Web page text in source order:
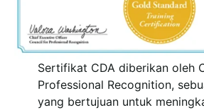
Sertifikat CDA diberikan oleh
Professional Recognition,
yang bertujuan untuk